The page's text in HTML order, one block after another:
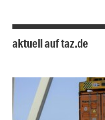
aktuell auf taz.de